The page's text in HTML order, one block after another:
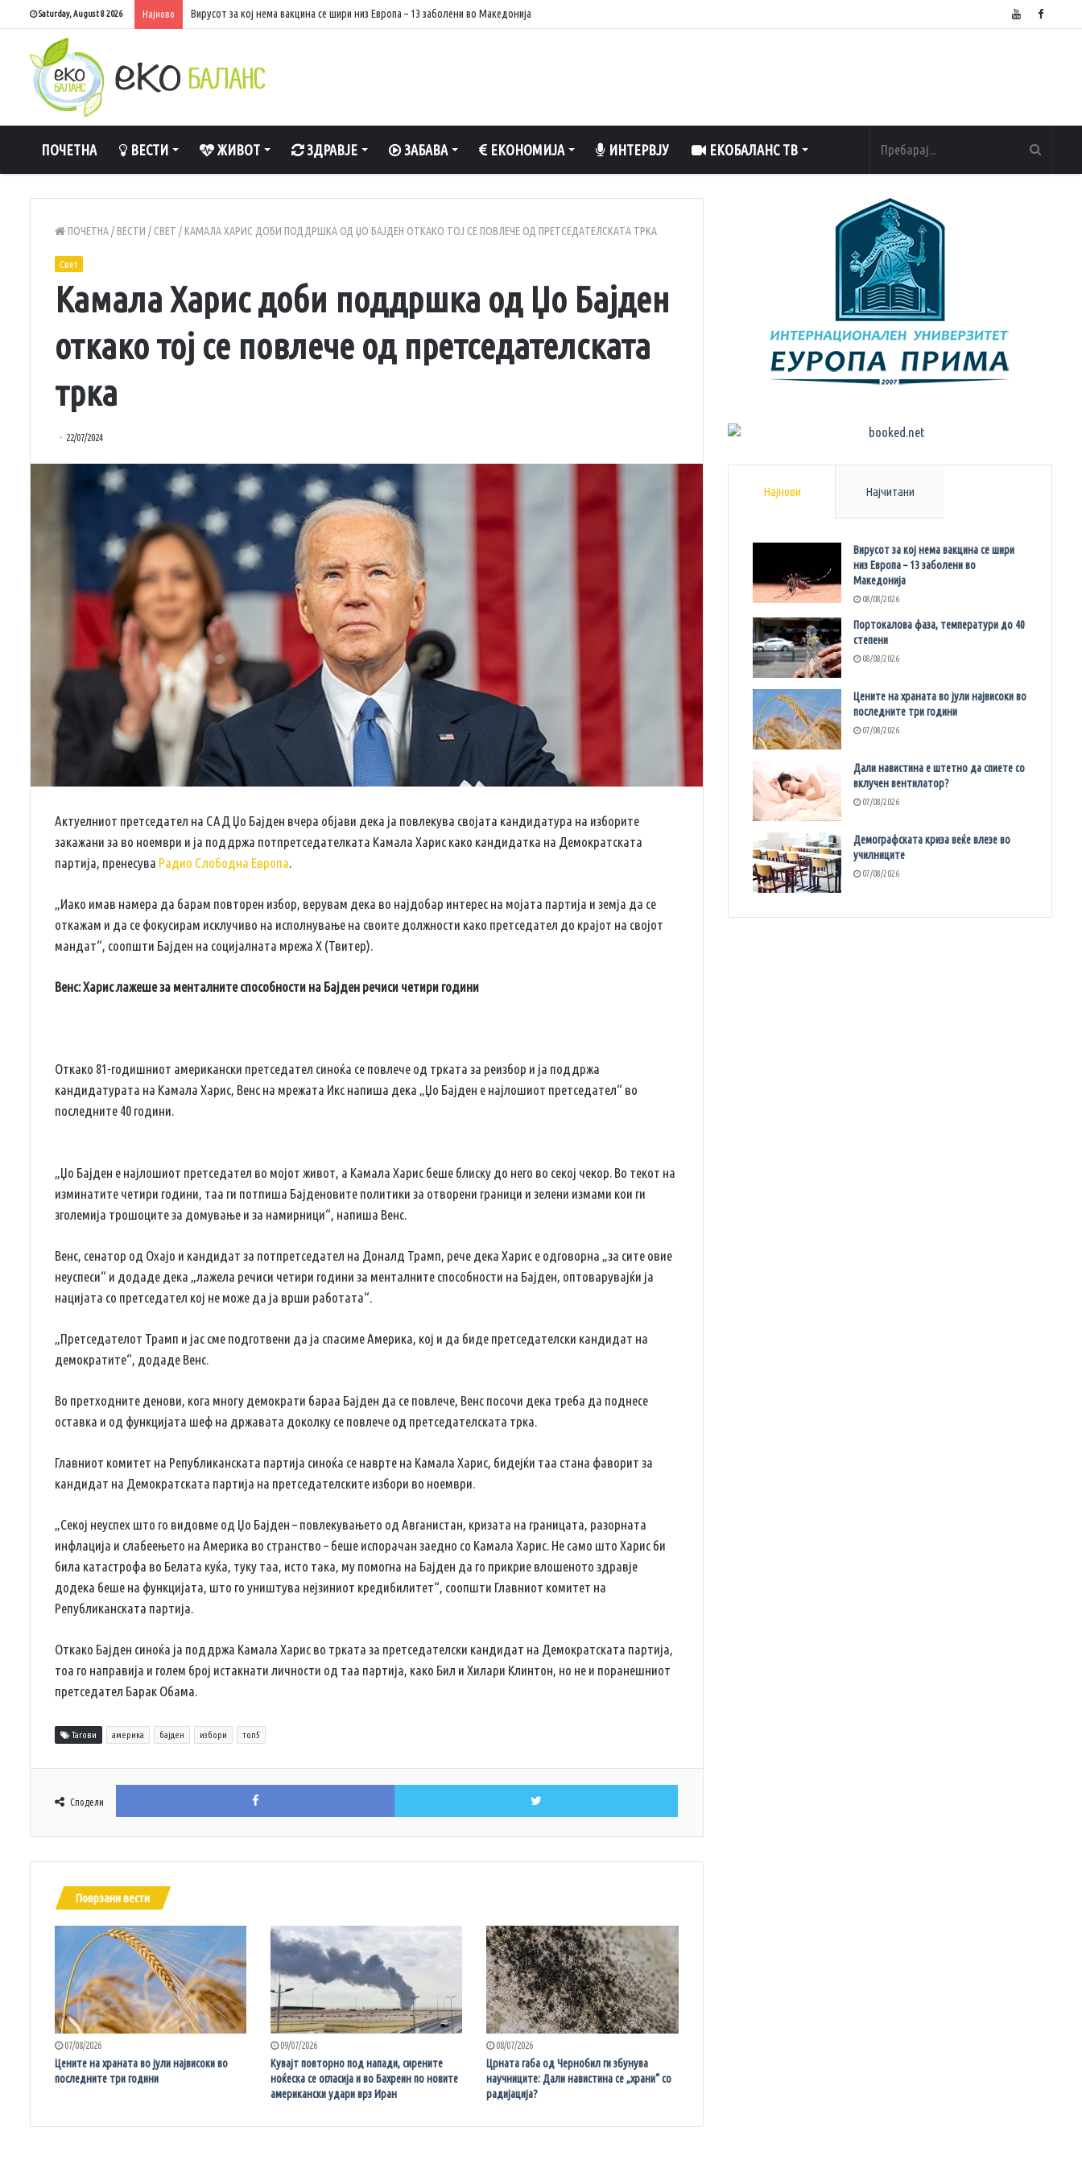
Saturday, August 8 2026 Најново Портокалова фаза, температури до 40 степени
ПОЧЕТНА ВЕСТИ ЖИВОТ ЗДРАВЈЕ ЗАБАВА ЕКОНОМИЈА ИНТЕРВЈУ ЕКОБАЛАНС ТВ
ПОЧЕТНА/ ВЕСТИ / СВЕТ / КАМАЛА ХАРИС ДОБИ ПОДДРШКА ОД ЏО БАЈДЕН ОТКАКО ТОЈ СЕ ПОВЛЕЧЕ ОД ПРЕТСЕДАТЕЛСКАТА ТРКА
Свет
Камала Харис доби поддршка од Џо Бајден
откако тој се повлече од претседателската
трка
22/07/2024
Актуелниот претседател на САД Џо Бајден вчера објави дека ја повлекува својата кандидатура на изборите
закажани за во ноември и ја поддржа потпретседателката Камала Харис како кандидатка на Демократската
партија, пренесува Радио Слободна Европа
„Иако имав намера да барам повторен избор, верувам дека во најдобар интерес на мојата партија и земја да се
откажам и да се фокусирам исклучиво на исполнување на своите должности како претседател до крајот на својот
мандат“, соопшти Бајден на социјалната мрежа X (Твитер).
Венс: Харис лажеше за менталните способности на Бајден речиси четири години
Откако 81-годишниот американски претседател синоќа се повлече од трката за реизбор и ја поддржа
кандидатурата на Камала Харис, Венс на мрежата Икс напиша дека „Џо Бајден е најлошиот претседател“ во
последните 40 години.
„Џо Бајден е најлошиот претседател во мојот живот, а Камала Харис беше блиску до него во секој чекор. Во текот на
изминатите четири години, таа ги потпиша Бајденовите политики за отворени граници и зелени измами кои ги
зголемија трошоците за домување и за намирници“, напиша Венс.
Венс, сенатор од Охајо и кандидат за потпретседател на Доналд Трамп, рече дека Харис е одговорна „за сите овие
неуспеси“ и додаде дека „лажела речиси четири години за менталните способности на Бајден, оптоварувајќи ја
нацијата со претседател кој не може да ја врши работата“.
„Претседателот Трамп и јас сме подготвени да ја спасиме Америка, кој и да биде претседателски кандидат на
демократите“, додаде Венс.
Во претходните денови, кога многу демократи бараа Бајден да се повлече, Венс посочи дека треба да поднесе
оставка и од функцијата шеф на државата доколку се повлече од претседателската трка.
Главниот комитет на Републиканската партија синоќа се наврте на Камала Харис, бидејќи таа стана фаворит за
кандидат на Демократската партија на претседателските избори во ноември.
„Секој неуспех што го видовме од Џо Бајден – повлекувањето од Авганистан, кризата на границата, разорната
инфлација и слабеењето на Америка во странство – беше испорачан заедно со Камала Харис. Не само што Харис би
била катастрофа во Белата куќа, туку таа, исто така, му помогна на Бајден да го прикрие влошеното здравје
додека беше на функцијата, што го уништува нејзиниот кредибилитет“, соопшти Главниот комитет на
Републиканската партија.
Откако Бајден синоќа ја поддржа Камала Харис во трката за претседателски кандидат на Демократската партија,
тоа го направија и голем број истакнати личности од таа партија, како Бил и Хилари Клинтон, но не и поранешниот
претседател Барак Обама.
Тагови америка бајден избори топ5
Сподели
Facebook Twitter
Поврзани вести
07/08/2026
Цените на храната во јули највисоки во
последните три години
09/07/2026
Кувајт повторно под напади, сирените
ноќеска се огласија и во Бахреин по новите
американски удари врз Иран
08/07/2026
Црната габа од Чернобил ги збунува
научниците: Дали навистина се „храни“ со
радијација?
Најнови Најчитани
Вирусот за кој нема вакцина се шири
низ Европа – 13 заболени во
Македонија
08/08/2026
Портокалова фаза, температури до 40
степени
08/08/2026
Цените на храната во јули највисоки во
последните три години
07/08/2026
Дали навистина е штетно да спиете со
вклучен вентилатор?
07/08/2026
Демографската криза веќе влезе во
училниците
07/08/2026